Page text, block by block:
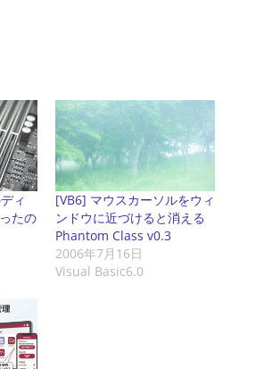
ィ
たの
[VB6] マウスカーソルをウィ
ンドウに近づけると消える
Phantom Class v0.3
2006年7月16日
Visual Basic6.0